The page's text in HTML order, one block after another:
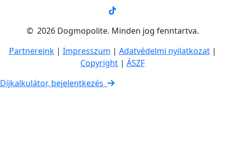
© 2026 Dogmopolite. Minden jog fenntartva.
Partnereink| Impresszum | Adatvédelmi nyilatkozat|
Copyright | ÁSZF
Díjkalkulátor, bejelentkezés